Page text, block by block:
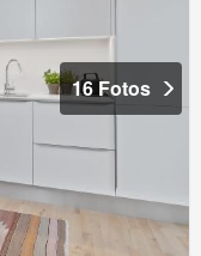
16 Fotos